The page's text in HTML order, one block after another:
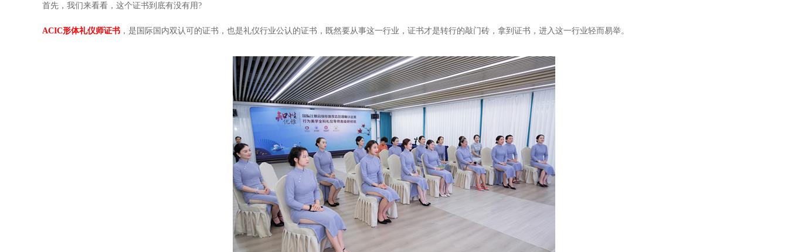
首先，我们来看看，这个证书到底有没有用?
ACIC形体礼仪师证书 ，是国际国内双认可的证书，也是礼仪行业公认的证书，既然要从事这一行业，证书才是转行的敲门砖，拿到证书，进入这一行业轻而易举。